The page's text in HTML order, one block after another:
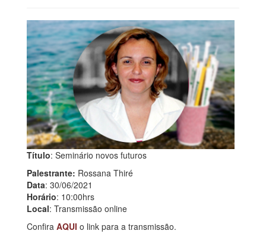
Título: Seminário novos futuros
Palestrante: Rossana Thiré
Data: 30/06/2021
Horário: 10:00hrs
Local: Transmissão online
Confira AQUI o link para a transmissão.